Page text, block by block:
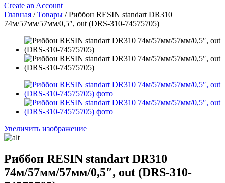
Create an Account
Главная /Товары /Риббон RESIN standart DR310
74м/57мм/57мм/0,5″, out (DRS-310-74575705)
Увеличить изображение
Риббон RESIN standart DR310
74м/57мм/57мм/0,5″, out (DRS-310-